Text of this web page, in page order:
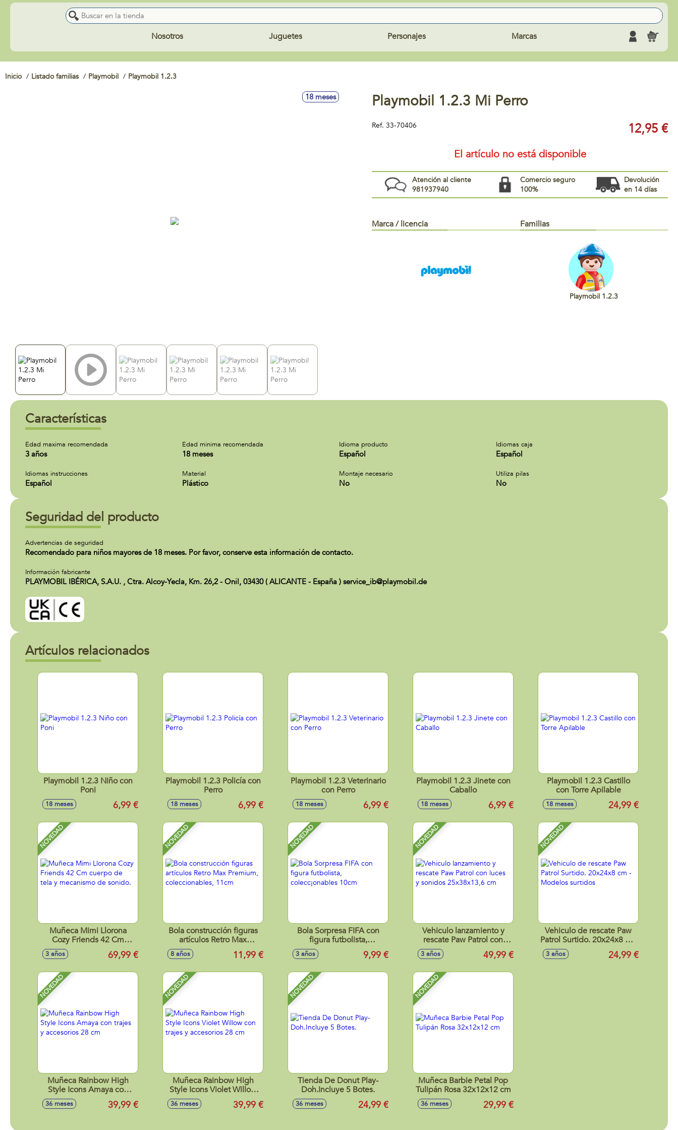
Nosotros Juguetes Personajes Marcas
Inicio Listado familias Playmobil Playmobil 1.2.3
18 meses Playmobil 1.2.3 Mi Perro
Ref. 33-70406 12,95 €
El artículo no está disponible
Atención al cliente
981937940
Comercio seguro
100%
Devolución
en 14 días
Marca / licencia Familias
Playmobil 1.2.3
Características
Edad maxima recomendada
3 años
Edad minima recomendada
18 meses
Idioma producto
Español
Idiomas caja
Español
Idiomas instrucciones
Español
Material
Plástico
Montaje necesario
No
Utiliza pilas
No
Seguridad del producto
Advertencias de seguridad
Recomendado para niños mayores de 18 meses. Por favor, conserve esta información de contacto.
Información fabricante
PLAYMOBIL IBÉRICA, S.A.U. , Ctra. Alcoy-Yecla, Km. 26,2 - Onil, 03430 ( ALICANTE - España ) service_ib@playmobil.de
Artículos relacionados
Playmobil 1.2.3 Niño con
Poni
18 meses 6,99 €
Playmobil 1.2.3 Policía con
Perro
18 meses 6,99 €
Playmobil 1.2.3 Veterinario
con Perro
18 meses 6,99 €
Playmobil 1.2.3 Jinete con
Caballo
18 meses 6,99 €
Playmobil 1.2.3 Castillo
con Torre Apilable
18 meses 24,99 €
NOVEDAD
Muñeca Mimi Llorona
Cozy Friends 42 Cm
cuerpo de tela y
mecanismo de sonido.
3 años 69,99 €
NOVEDAD
Bola construcción figuras
artículos Retro Max
Premium, coleccionables,
8 años 11,99 €
NOVEDAD
Bola Sorpresa FIFA con
figura futbolista,
colecc¡onables 10cm
3 años 9,99 €
NOVEDAD
Vehiculo lanzamiento y
rescate Paw Patrol con
luces y sonidos
25x38x13,6 cm
3 años 49,99 €
NOVEDAD
Vehiculo de rescate Paw
Patrol Surtido. 20x24x8 cm
- Modelos surtidos
3 años 24,99 €
NOVEDAD
Muñeca Rainbow High
Style Icons Amaya con
trajes y accesorios 28 cm
36 meses 39,99 €
NOVEDAD
Muñeca Rainbow High
Style Icons Violet Willow
con trajes y accesorios 28
36 meses 39,99 €
NOVEDAD
Tienda De Donut Play-
Doh.Incluye 5 Botes.
36 meses 24,99 €
NOVEDAD
Muñeca Barbie Petal Pop
Tulipán Rosa 32x12x12 cm
36 meses 29,99 €